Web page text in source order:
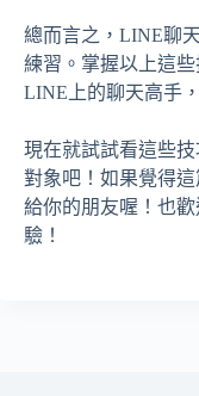
總而言之，LINE聊
練習。掌握以上這
LINE上的聊天高手
現在就試試看這些
對象吧！如果覺得
給你的朋友喔！也
驗！